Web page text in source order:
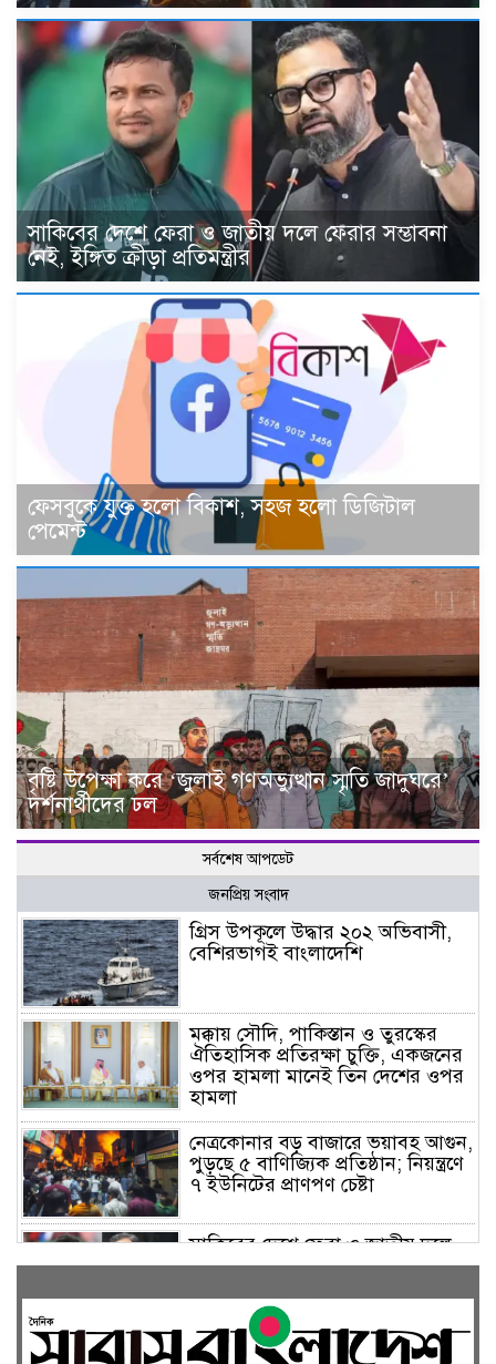
সাকিবের দেশে ফেরা ও জাতীয় দলে ফেরার সম্ভাবনা
নেই, ইঙ্গিত ক্রীড়া প্রতিমন্ত্রীর
ফেসবুকে যুক্ত হলো বিকাশ, সহজ হলো ডিজিটাল
পেমেন্ট
বৃষ্টি উপেক্ষা করে ‘জুলাই গণঅভ্যুত্থান স্মৃতি জাদুঘরে’
দর্শনার্থীদের ঢল
সর্বশেষ আপডেট
জনপ্রিয় সংবাদ
গ্রিস উপকূলে উদ্ধার ২০২ অভিবাসী,
বেশিরভাগই বাংলাদেশি
মক্কায় সৌদি, পাকিস্তান ও তুরস্কের
ঐতিহাসিক প্রতিরক্ষা চুক্তি, একজনের
ওপর হামলা মানেই তিন দেশের ওপর
হামলা
নেত্রকোনার বড় বাজারে ভয়াবহ আগুন,
পুড়ছে ৫ বাণিজ্যিক প্রতিষ্ঠান; নিয়ন্ত্রণে
৭ ইউনিটের প্রাণপণ চেষ্টা
সাকিবের দেশে ফেরা ও জাতীয় দলে
ফেরার সম্ভাবনা নেই, ইঙ্গিত ক্রীড়া
ফেসবুকে যুক্ত হলো বিকাশ, সহজ